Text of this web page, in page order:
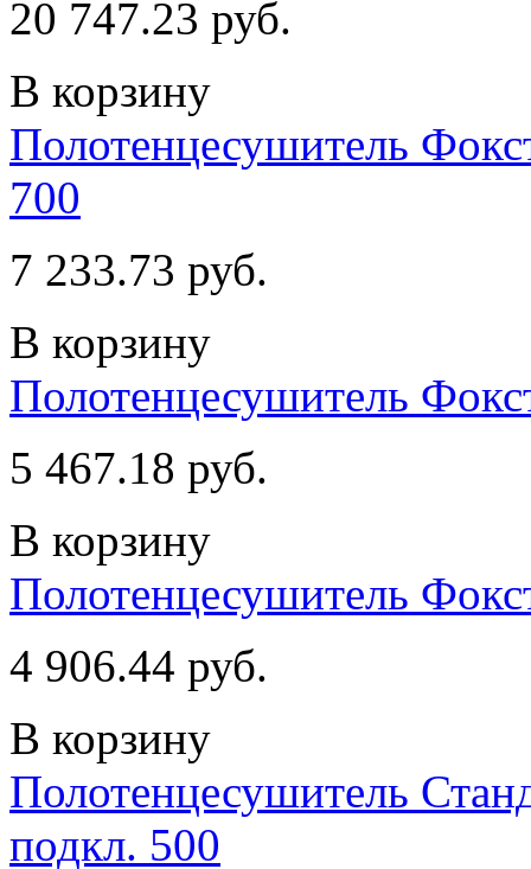
20 747.23 руб.
В корзину
Полотенцесушитель
700
7 233.73 руб.
В корзину
Полотенцесушитель
5 467.18 руб.
В корзину
Полотенцесушитель
4 906.44 руб.
В корзину
Полотенцесушитель
подкл. 500